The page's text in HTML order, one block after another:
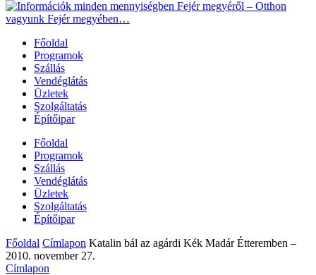
Főoldal
Programok
Szállás
Vendéglátás
Üzletek
Szolgáltatás
Építőipar
Főoldal
Programok
Szállás
Vendéglátás
Üzletek
Szolgáltatás
Építőipar
Főoldal Címlapon Katalin bál az agárdi Kék Madár Étteremben –
2010. november 27.
Címlapon